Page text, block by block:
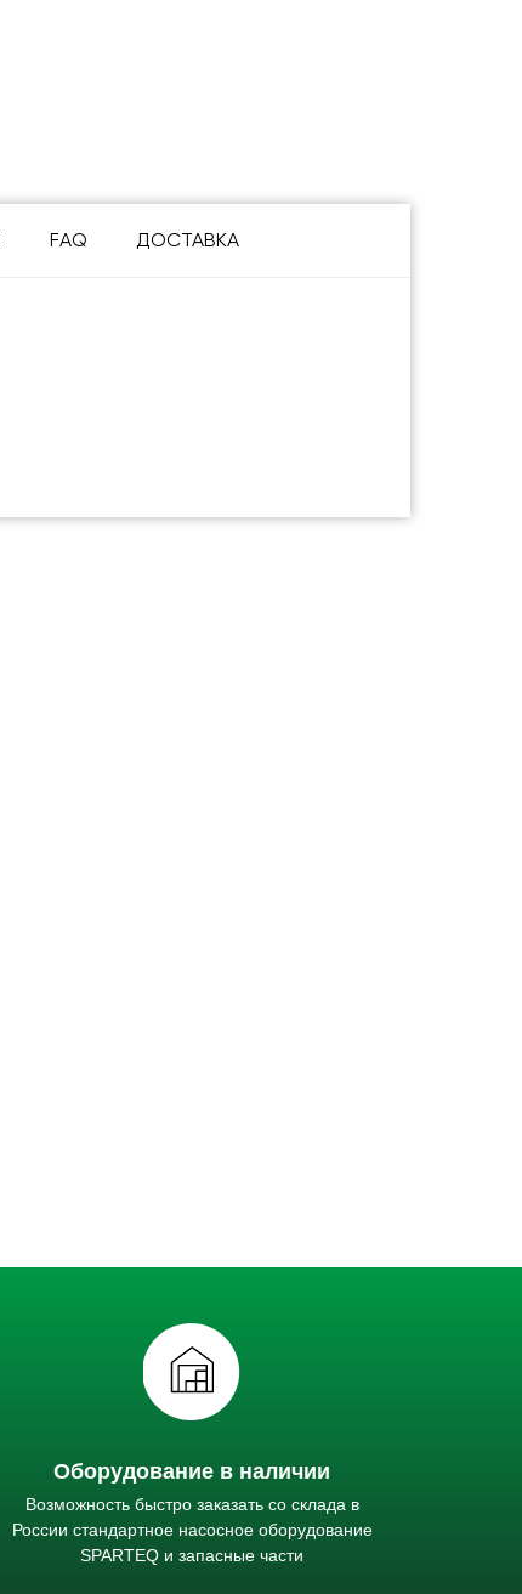
FAQ ДОСТАВКА
Оборудование в наличии
Возможность быстро заказать со склада в
России стандартное насосное оборудование
SPARTEQ и запасные части